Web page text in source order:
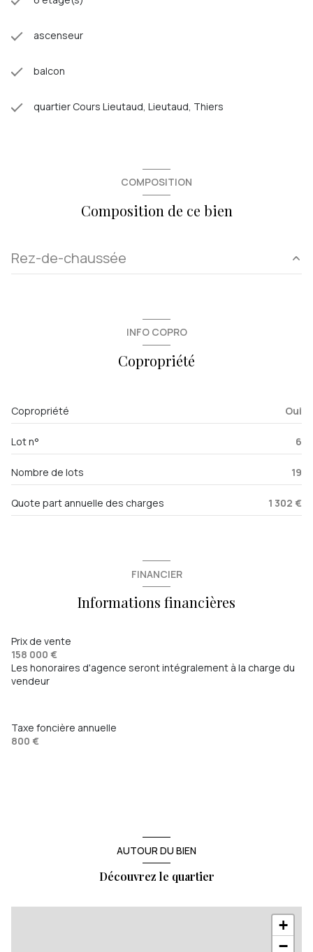
ascenseur
balcon
quartier Cours Lieutaud, Lieutaud, Thiers
COMPOSITION
Composition de ce bien
Rez-de-chaussée
INFO COPRO
Copropriété
Copropriété Oui
Lot n° 6
Nombre de lots 19
Quote part annuelle des charges 1 302 €
FINANCIER
Informations financières
Prix de vente
158 000 €
Les honoraires d'agence seront intégralement à la charge du
vendeur
Taxe foncière annuelle
800 €
AUTOUR DU BIEN
Découvrez le quartier
+
−